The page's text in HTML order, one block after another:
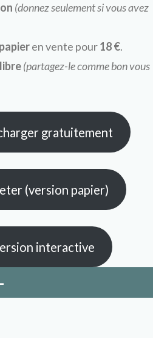
(donnez seulement si vous avez
papieren vente pour18 €.
(partagez-le comme bon vous
gratuitement
(version papier)
interactive